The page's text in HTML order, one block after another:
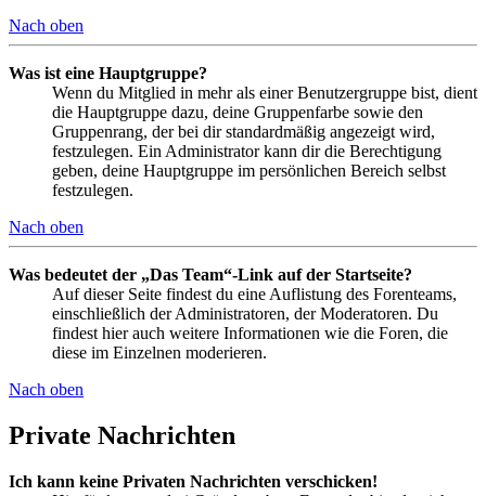
Nach oben
Was ist eine Hauptgruppe?
Wenn du Mitglied in mehr als einer Benutzergruppe bist, dient
die Hauptgruppe dazu, deine Gruppenfarbe sowie den
Gruppenrang, der bei dir standardmäßig angezeigt wird,
festzulegen. Ein Administrator kann dir die Berechtigung
geben, deine Hauptgruppe im persönlichen Bereich selbst
festzulegen.
Nach oben
Was bedeutet der „Das Team“-Link auf der Startseite?
Auf dieser Seite findest du eine Auflistung des Forenteams,
einschließlich der Administratoren, der Moderatoren. Du
findest hier auch weitere Informationen wie die Foren, die
diese im Einzelnen moderieren.
Nach oben
Private Nachrichten
Ich kann keine Privaten Nachrichten verschicken!